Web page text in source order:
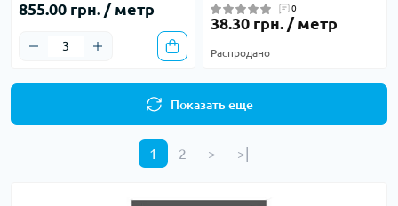
855.00 грн. / метр 0
38.30 грн. / метр
Распродано
Показать еще
1 2 > >|